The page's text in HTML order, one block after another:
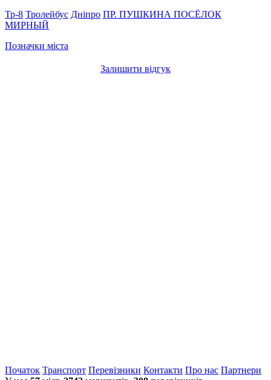
Тр-8 Тролейбус Дніпро ПР. ПУШКИНА ПОСЁЛОК
МИРНЫЙ
Позначки міста
Залишити відгук
Початок Транспорт Перевiзники Контакти Про нас Партнери